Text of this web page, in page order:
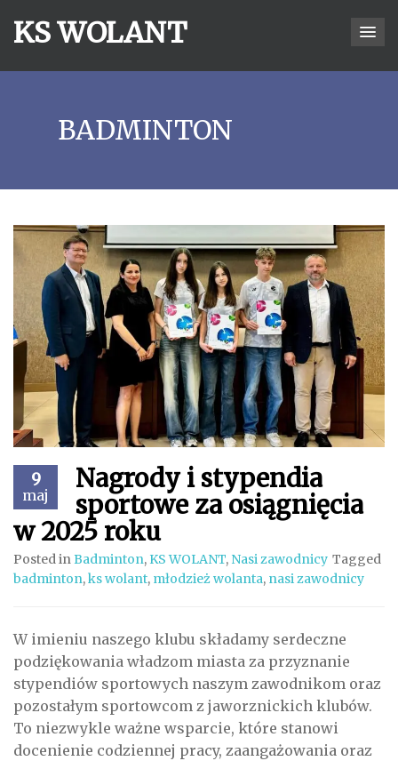
KS WOLANT
BADMINTON
9
maj
Nagrody i stypendia
sportowe za osiągnięcia
w 2025 roku
Posted inBadminton, KS WOLANT, Nasi zawodnicy Tagged
badminton,ks wolant, młodzież wolanta, nasi zawodnicy
W imieniu naszego klubu składamy serdeczne
podziękowania władzom miasta za przyznanie
stypendiów sportowych naszym zawodnikom oraz
pozostałym sportowcom z jaworznickich klubów.
To niezwykle ważne wsparcie, które stanowi
docenienie codziennej pracy, zaangażowania oraz